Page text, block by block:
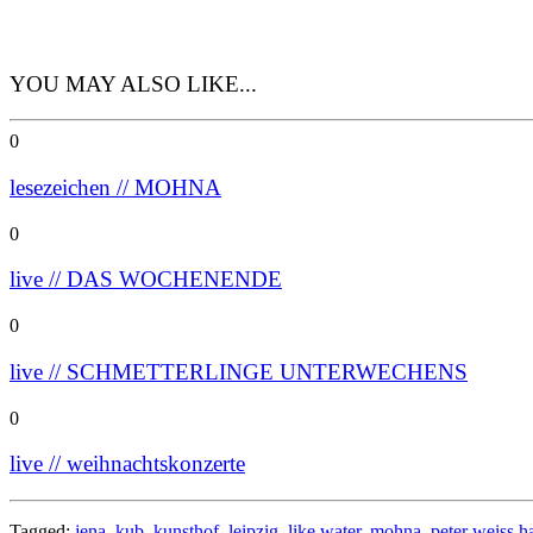
YOU MAY ALSO LIKE...
0
lesezeichen // MOHNA
0
live // DAS WOCHENENDE
0
live // SCHMETTERLINGE UNTERWECHENS
0
live // weihnachtskonzerte